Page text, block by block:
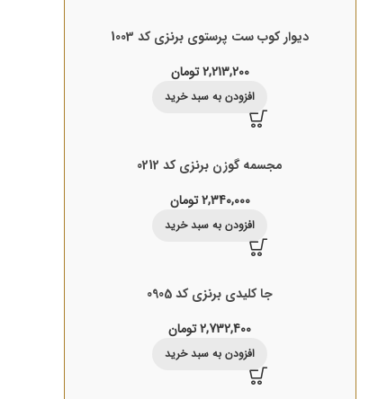
دیوار کوب ست پرستوی برنزی کد 1003
2,213,200تومان
افزودن به سبد خرید
مجسمه گوزن برنزی کد 0212
2,340,000تومان
افزودن به سبد خرید
جا کلیدی برنزی کد 0905
2,732,400تومان
افزودن به سبد خرید